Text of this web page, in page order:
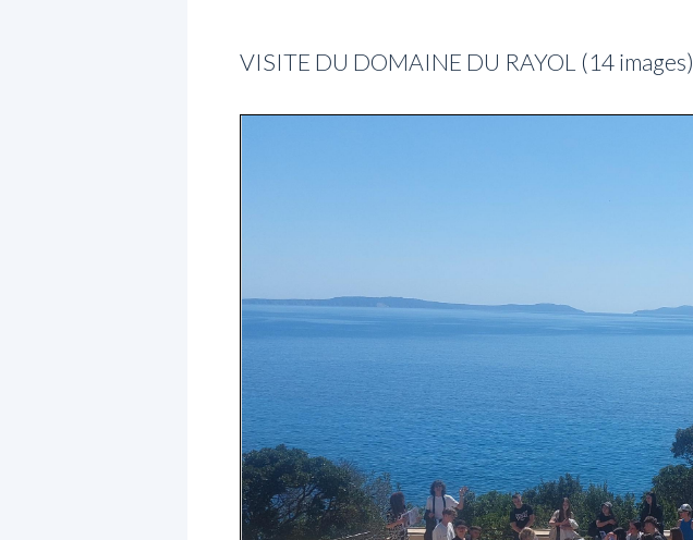
VISITE DU DOMAINE DU RAYOL (14 images)